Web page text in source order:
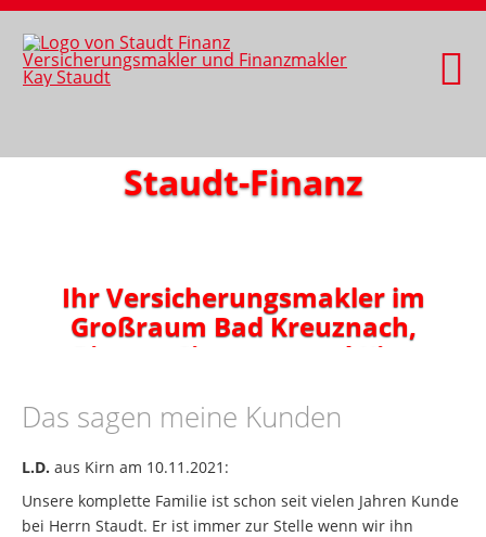
Staudt-Finanz
Ihr Versicherungsmakler im
Großraum Bad Kreuznach,
Bingen, Simmern und Kirn
Das sagen meine Kunden
L.D. aus Kirn am 10.11.2021:
Unsere komplette Familie ist schon seit vielen Jahren Kunde
bei Herrn Staudt. Er ist immer zur Stelle wenn wir ihn